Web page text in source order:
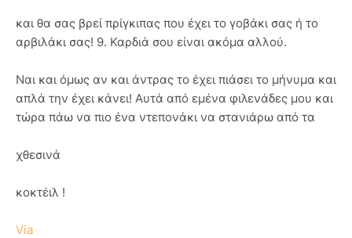
και θα σας βρεί πρίγκιπας που έχει το γοβάκι σας ή το
αρβιλάκι σας! 9. Καρδιά σου είναι ακόμα αλλού.
Ναι και όμως αν και άντρας το έχει πιάσει το μήνυμα και
απλά την έχει κάνει! Αυτά από εμένα φιλενάδες μου και
τώρα πάω να πιο ένα ντεπονάκι να στανιάρω από τα
χθεσινά
κοκτέιλ !
Via